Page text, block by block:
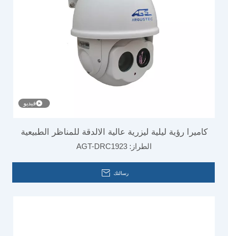
فيديو
كاميرا رؤية ليلية ليزرية عالية الالدقة للمناظر الطبيعية
الطراز: AGT-DRC1923
رسالتك